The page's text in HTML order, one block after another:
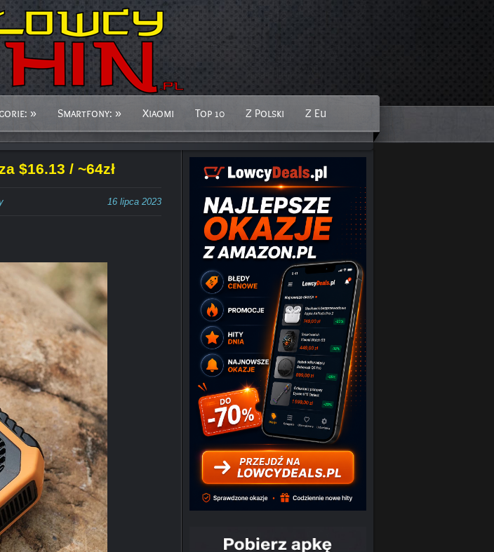
» Smartfony: » Xiaomi Top 10 Z Polski Z Eu
$16.13 / ~64zł
16 lipca 2023